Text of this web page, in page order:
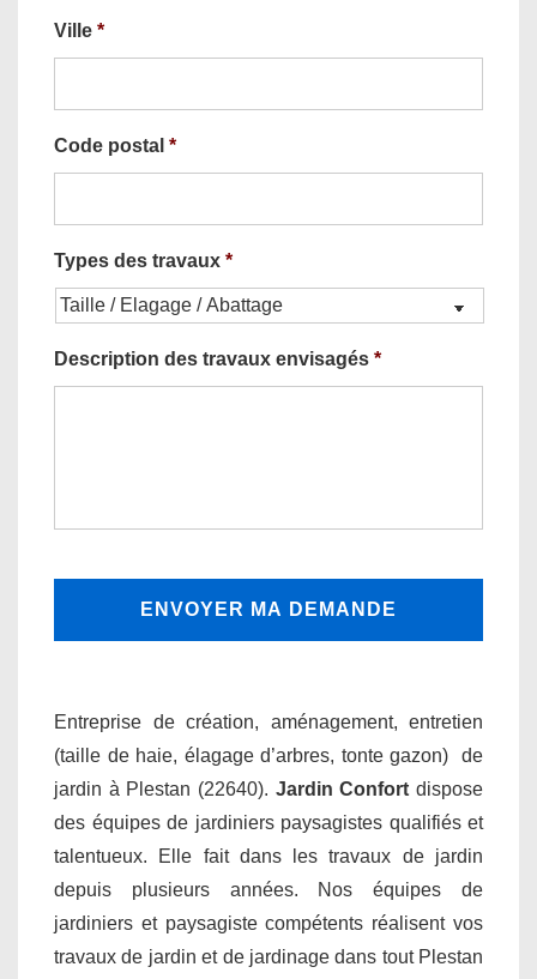
Ville *
Code postal *
Types des travaux *
Description des travaux envisagés *
Entreprise de création, aménagement, entretien
(taille de haie, élagage d’arbres, tonte gazon) de
jardin à Plestan (22640). Jardin Confort dispose
des équipes de jardiniers paysagistes qualifiés et
talentueux. Elle fait dans les travaux de jardin
depuis plusieurs années. Nos équipes de
jardiniers et paysagiste compétents réalisent vos
travaux de jardin et de jardinage dans tout Plestan